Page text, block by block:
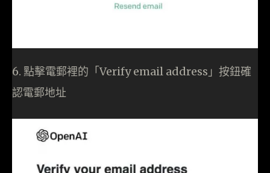
6. 點擊電郵裡的「Verify email address」按鈕確
認電郵地址